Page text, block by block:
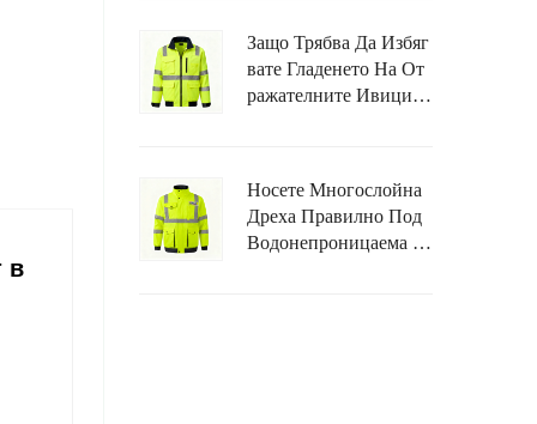
в
Защо Трябва Да Избяг
Вате Гладенето На От
Ражателните Ивици Н
Носете Многослойна
Дреха Правилно Под
Водонепроницаема Ж